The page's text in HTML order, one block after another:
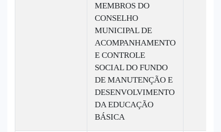
MEMBROS DO
CONSELHO
MUNICIPAL DE
ACOMPANHAMENTO
E CONTROLE
SOCIAL DO FUNDO
DE MANUTENÇÃO E
DESENVOLVIMENTO
DA EDUCAÇÃO
BÁSICA